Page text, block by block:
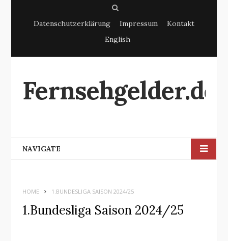
e
a
h
Datenschutzerklärung Impressum
Kontakt
English
Fernsehgelder.de
NAVIGATE
HOME 1.BUNDESLIGA SAISON 2024/25
1.Bundesliga Saison 2024/25